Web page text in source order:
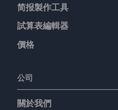
简报製作工具
試算表編輯器
價格
公司
關於我們